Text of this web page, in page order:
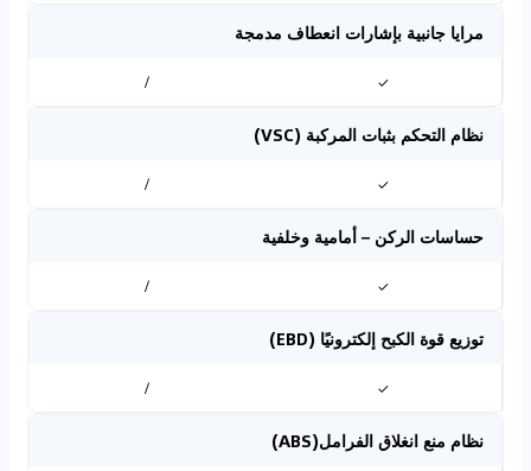
مرايا جانبية بإشارات انعطاف مدمجة
✓
/
نظام التحكم بثبات المركبة (VSC)
✓
/
حساسات الركن – أمامية وخلفية
✓
/
توزيع قوة الكبح إلكترونيًا (EBD)
✓
/
نظام منع انغلاق الفرامل(ABS)